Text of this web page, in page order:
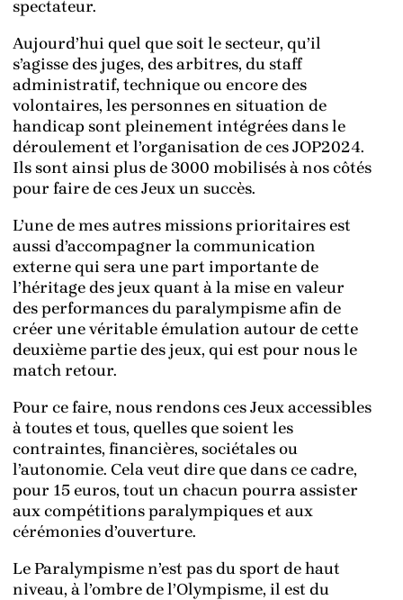
spectateur.
Aujourd’hui quel que soit le secteur, qu’il
s’agisse des juges, des arbitres, du staff
administratif, technique ou encore des
volontaires, les personnes en situation de
handicap sont pleinement intégrées dans le
déroulement et l’organisation de ces JOP2024.
Ils sont ainsi plus de 3000 mobilisés à nos côtés
pour faire de ces Jeux un succès.
L’une de mes autres missions prioritaires est
aussi d’accompagner la communication
externe qui sera une part importante de
l’héritage des jeux quant à la mise en valeur
des performances du paralympisme afin de
créer une véritable émulation autour de cette
deuxième partie des jeux, qui est pour nous le
match retour.
Pour ce faire, nous rendons ces Jeux accessibles
à toutes et tous, quelles que soient les
contraintes, financières, sociétales ou
l’autonomie. Cela veut dire que dans ce cadre,
pour 15 euros, tout un chacun pourra assister
aux compétitions paralympiques et aux
cérémonies d’ouverture.
Le Paralympisme n’est pas du sport de haut
niveau, à l’ombre de l’Olympisme, il est du